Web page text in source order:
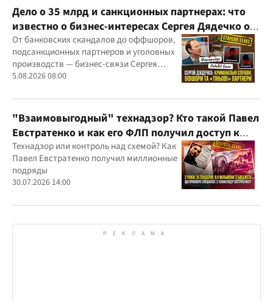
Дело о 35 млрд и санкционных партнерах: что
известно о бизнес-интересах Сергея Дядечко от
"Родовид Банка" до "ФАРМАСЕЛ"
От банковских скандалов до оффшоров,
подсанкционных партнеров и уголовных
производств — бизнес-связи Сергея
Дядечко до сих пор простираются через
юрисдикций
5.08.2026 08:00
"Взаимовыгодный" технадзор? Кто такой Павел
Евстратенко и как его ФЛП получил доступ к
бюджетным миллионам?
Технадзор или контроль над схемой? Как
Павел Евстратенко получил миллионные
подряды
30.07.2026 14:00